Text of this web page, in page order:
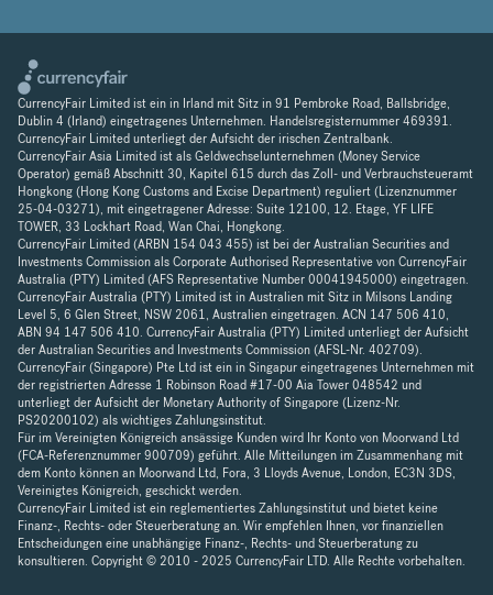
CurrencyFair Limited ist ein in Irland mit Sitz in 91 Pembroke Road, Ballsbridge,
Dublin 4 (Irland) eingetragenes Unternehmen. Handelsregisternummer 469391.
CurrencyFair Limited unterliegt der Aufsicht der irischen Zentralbank.
CurrencyFair Asia Limited ist als Geldwechselunternehmen (Money Service
Operator) gemäß Abschnitt 30, Kapitel 615 durch das Zoll- und Verbrauchsteueramt
Hongkong (Hong Kong Customs and Excise Department) reguliert (Lizenznummer
25-04-03271), mit eingetragener Adresse: Suite 12100, 12. Etage, YF LIFE
TOWER, 33 Lockhart Road, Wan Chai, Hongkong.
CurrencyFair Limited (ARBN 154 043 455) ist bei der Australian Securities and
Investments Commission als Corporate Authorised Representative von CurrencyFair
Australia (PTY) Limited (AFS Representative Number 00041945000) eingetragen.
CurrencyFair Australia (PTY) Limited ist in Australien mit Sitz in Milsons Landing
Level 5, 6 Glen Street, NSW 2061, Australien eingetragen. ACN 147 506 410,
ABN 94 147 506 410. CurrencyFair Australia (PTY) Limited unterliegt der Aufsicht
der Australian Securities and Investments Commission (AFSL-Nr. 402709).
CurrencyFair (Singapore) Pte Ltd ist ein in Singapur eingetragenes Unternehmen mit
der registrierten Adresse 1 Robinson Road #17-00 Aia Tower 048542 und
unterliegt der Aufsicht der Monetary Authority of Singapore (Lizenz-Nr.
PS20200102) als wichtiges Zahlungsinstitut.
Für im Vereinigten Königreich ansässige Kunden wird Ihr Konto von Moorwand Ltd
(FCA-Referenznummer 900709) geführt. Alle Mitteilungen im Zusammenhang mit
dem Konto können an Moorwand Ltd, Fora, 3 Lloyds Avenue, London, EC3N 3DS,
Vereinigtes Königreich, geschickt werden.
CurrencyFair Limited ist ein reglementiertes Zahlungsinstitut und bietet keine
Finanz-, Rechts- oder Steuerberatung an. Wir empfehlen Ihnen, vor finanziellen
Entscheidungen eine unabhängige Finanz-, Rechts- und Steuerberatung zu
konsultieren. Copyright © 2010 - 2025 CurrencyFair LTD. Alle Rechte vorbehalten.